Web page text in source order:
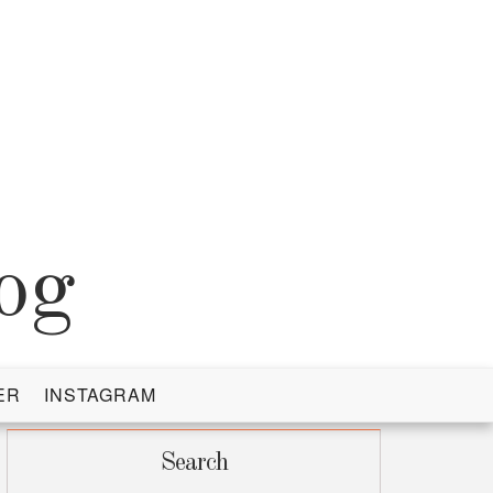
INSTAGRAM
Search